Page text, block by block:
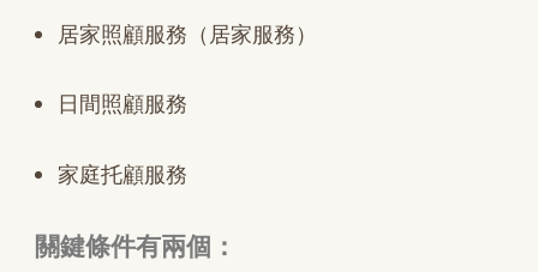
居家照顧服務（居家服務）
日間照顧服務
家庭托顧服務
關鍵條件有兩個：